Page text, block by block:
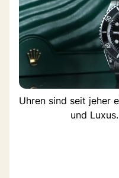
Uhren sind seit jeher
und